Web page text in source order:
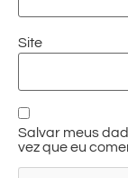
Site
Salvar meus
vez que eu